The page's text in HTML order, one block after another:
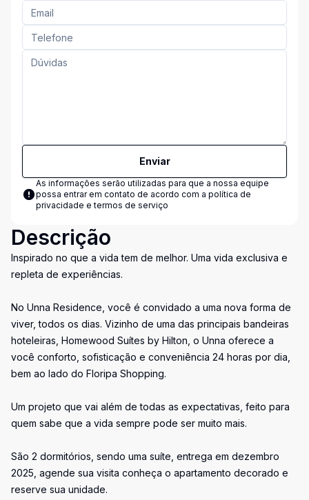
Enviar
As informações serão utilizadas para que a nossa equipe
possa entrar em contato de acordo com a política de
privacidade e termos de serviço
Descrição
Inspirado no que a vida tem de melhor. Uma vida exclusiva e
repleta de experiências.
No Unna Residence, você é convidado a uma nova forma de
viver, todos os dias. Vizinho de uma das principais bandeiras
hoteleiras, Homewood Suítes by Hilton, o Unna oferece a
você conforto, sofisticação e conveniência 24 horas por dia,
bem ao lado do Floripa Shopping.
Um projeto que vai além de todas as expectativas, feito para
quem sabe que a vida sempre pode ser muito mais.
São 2 dormitórios, sendo uma suíte, entrega em dezembro
2025, agende sua visita conheça o apartamento decorado e
reserve sua unidade.